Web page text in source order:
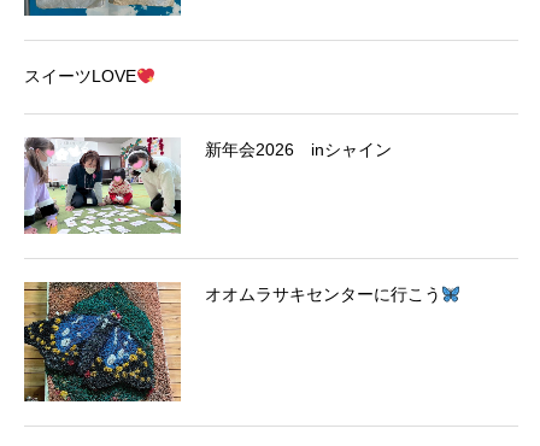
スイーツLOVE
新年会2026 inシャイン
オオムラサキセンターに行こう